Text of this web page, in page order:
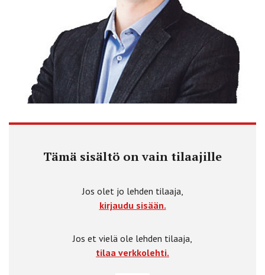
Tämä sisältö on vain tilaajille
Jos olet jo lehden tilaaja,
kirjaudu sisään.
Jos et vielä ole lehden tilaaja,
tilaa verkkolehti.